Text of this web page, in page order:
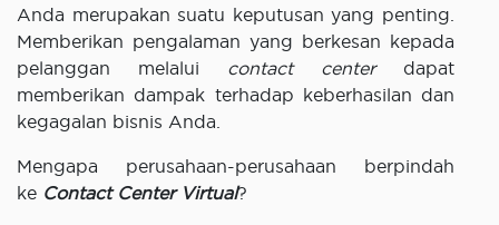
Anda merupakan suatu keputusan yang penting.
Memberikan pengalaman yang berkesan kepada
pelanggan melalui contact centerdapat
memberikan dampak terhadap keberhasilan dan
kegagalan bisnis Anda.
Mengapa perusahaan-perusahaan berpindah
ke Contact Center Virtual?